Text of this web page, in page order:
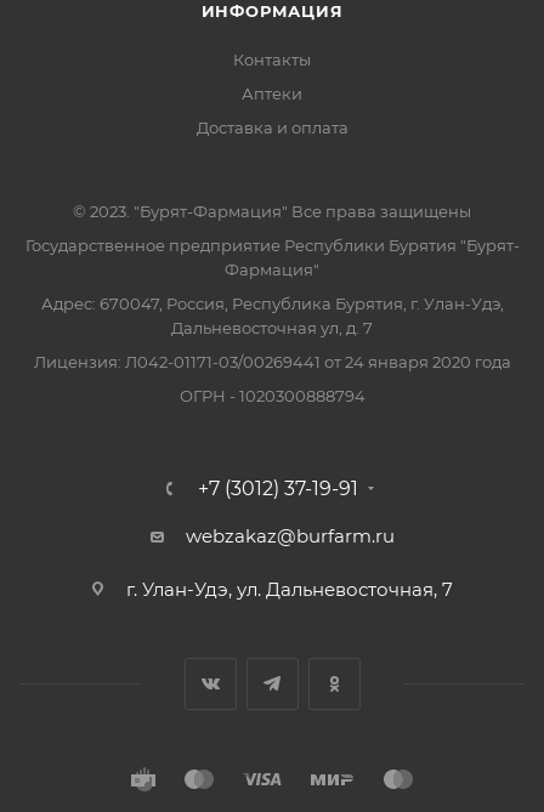
ИНФОРМАЦИЯ
Контакты
Аптеки
Доставка и оплата
© 2023. "Бурят-Фармация" Все права защищены
Государственное предприятие Республики Бурятия "Бурят-
Фармация"
Адрес: 670047, Россия, Республика Бурятия, г. Улан-Удэ,
Дальневосточная ул, д. 7
Лицензия: Л042-01171-03/00269441 от 24 января 2020 года
ОГРН - 1020300888794
+7 (3012) 37-19-91
webzakaz@burfarm.ru
г. Улан-Удэ, ул. Дальневосточная, 7